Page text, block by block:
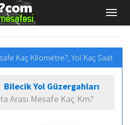
Kaç Kilometre?, Yol Kaç Saat
Bilecik Yol Güzergahları
Arası Mesafe Kaç Km?